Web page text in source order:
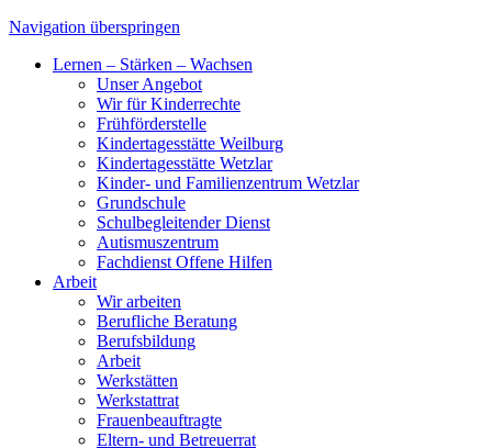
Navigation überspringen
Lernen – Stärken – Wachsen
Unser Angebot
Wir für Kinderrechte
Frühförderstelle
Kindertagesstätte Weilburg
Kindertagesstätte Wetzlar
Kinder- und Familienzentrum Wetzlar
Grundschule
Schulbegleitender Dienst
Autismuszentrum
Fachdienst Offene Hilfen
Arbeit
Wir arbeiten
Berufliche Beratung
Berufsbildung
Arbeit
Werkstätten
Werkstattrat
Frauenbeauftragte
Eltern- und Betreuerrat